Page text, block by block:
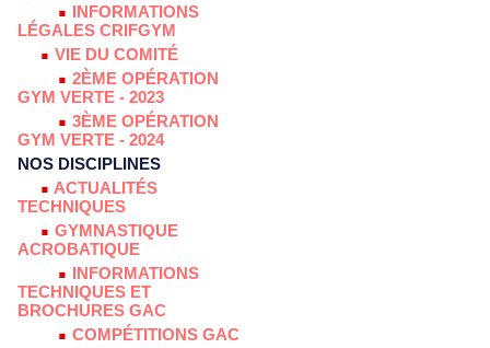
INFORMATIONS
LÉGALES CRIFGYM
VIE DU COMITÉ
2ÈME OPÉRATION
GYM VERTE - 2023
3ÈME OPÉRATION
GYM VERTE - 2024
NOS DISCIPLINES
ACTUALITÉS
TECHNIQUES
GYMNASTIQUE
ACROBATIQUE
INFORMATIONS
TECHNIQUES ET
BROCHURES GAC
COMPÉTITIONS GAC